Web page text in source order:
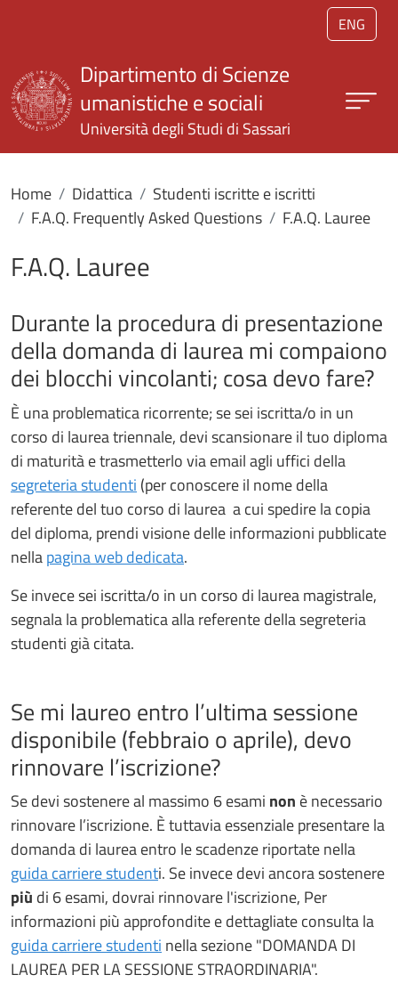
Salta al contenuto principale
ENG
Dipartimento di Scienze
umanistiche e sociali
Università degli Studi di Sassari
Home Didattica
Studenti iscritte e iscritti
F.A.Q. Frequently Asked Questions
F.A.Q. Lauree
F.A.Q. Lauree
Durante la procedura di presentazione
della domanda di laurea mi compaiono
dei blocchi vincolanti; cosa devo fare?
È una problematica ricorrente; se sei iscritta/o in un
corso di laurea triennale, devi scansionare il tuo diploma
di maturità e trasmetterlo via email agli uffici della
segreteria studenti (per conoscere il nome della
referente del tuo corso di laurea a cui spedire la copia
del diploma, prendi visione delle informazioni pubblicate
nellapagina web dedicata.
Se invece sei iscritta/o in un corso di laurea magistrale,
segnala la problematica alla referente della segreteria
studenti già citata.
Se mi laureo entro l’ultima sessione
disponibile (febbraio o aprile), devo
rinnovare l’iscrizione?
Se devi sostenere al massimo 6 esami non è necessario
rinnovare l’iscrizione. È tuttavia essenziale presentare la
domanda di laurea entro le scadenze riportate nella
guida carriere studenti. Se invece devi ancora sostenere
più di 6 esami, dovrai rinnovare l'iscrizione, Per
informazioni più approfondite e dettagliate consulta la
guida carriere studenti nella sezione "DOMANDA DI
LAUREA PER LA SESSIONE STRAORDINARIA".